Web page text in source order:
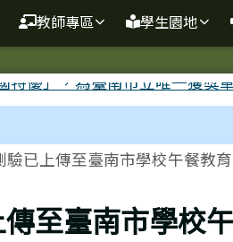
教師專區 學生園地
已上傳至臺南市學校午餐教
至臺南市學校